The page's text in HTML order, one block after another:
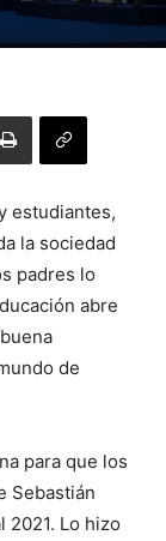
estudiantes,
la sociedad
padres lo
abre
de
para que los
Sebastián
2021. Lo hizo